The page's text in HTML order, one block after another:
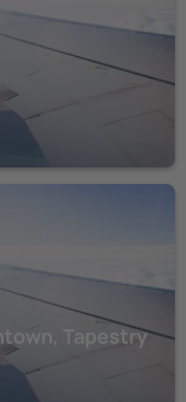
Tapestry